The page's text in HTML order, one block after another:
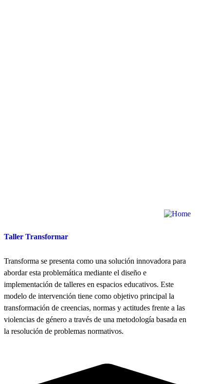
Taller Transformar
Transforma se presenta como una solución innovadora para
abordar esta problemática mediante el diseño e
implementación de talleres en espacios educativos. Este
modelo de intervención tiene como objetivo principal la
transformación de creencias, normas y actitudes frente a las
violencias de género a través de una metodología basada en
la resolución de problemas normativos.